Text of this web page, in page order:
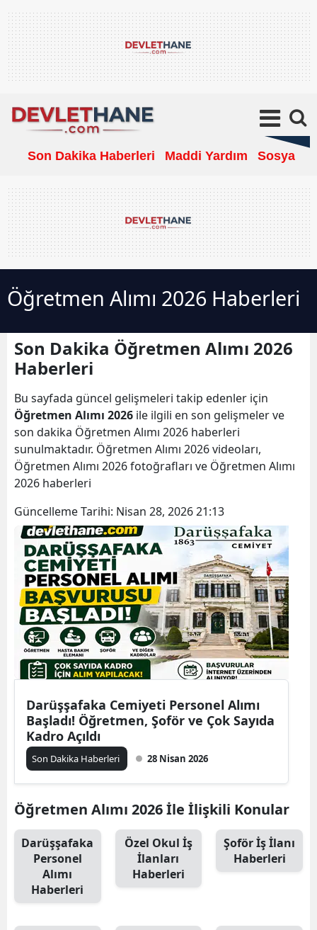
Son Dakika Haberleri Maddi Yardım Sosyal
Öğretmen Alımı 2026 Haberleri
Son Dakika Öğretmen Alımı 2026
Haberleri
Bu sayfada güncel gelişmeleri takip edenler için
Öğretmen Alımı 2026 ile ilgili en son gelişmeler ve
son dakika Öğretmen Alımı 2026 haberleri
sunulmaktadır. Öğretmen Alımı 2026 videoları,
Öğretmen Alımı 2026 fotoğrafları ve Öğretmen Alımı
2026 haberleri
Güncelleme Tarihi: Nisan 28, 2026 21:13
Darüşşafaka Cemiyeti Personel Alımı
Başladı! Öğretmen, Şoför ve Çok Sayıda
Kadro Açıldı
Son Dakika Haberleri 28 Nisan 2026
Öğretmen Alımı 2026 İle İlişkili Konular
Darüşşafaka
Personel
Alımı
Haberleri
Özel Okul İş
İlanları
Haberleri
Şoför İş İlanı
Haberleri